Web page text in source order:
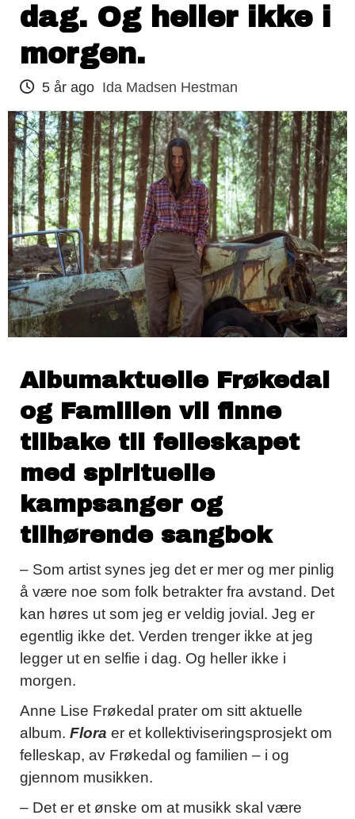
dag. Og heller ikke i
morgen.
5 år ago Ida Madsen Hestman
Albumaktuelle Frøkedal
og Familien vil finne
tilbake til felleskapet
med spirituelle
kampsanger og
tilhørende sangbok
– Som artist synes jeg det er mer og mer pinlig
å være noe som folk betrakter fra avstand. Det
kan høres ut som jeg er veldig jovial. Jeg er
egentlig ikke det. Verden trenger ikke at jeg
legger ut en selfie i dag. Og heller ikke i
morgen.
Anne Lise Frøkedal prater om sitt aktuelle
album. Flora er et kollektiviseringsprosjekt om
felleskap, av Frøkedal og familien – i og
gjennom musikken.
– Det er et ønske om at musikk skal være